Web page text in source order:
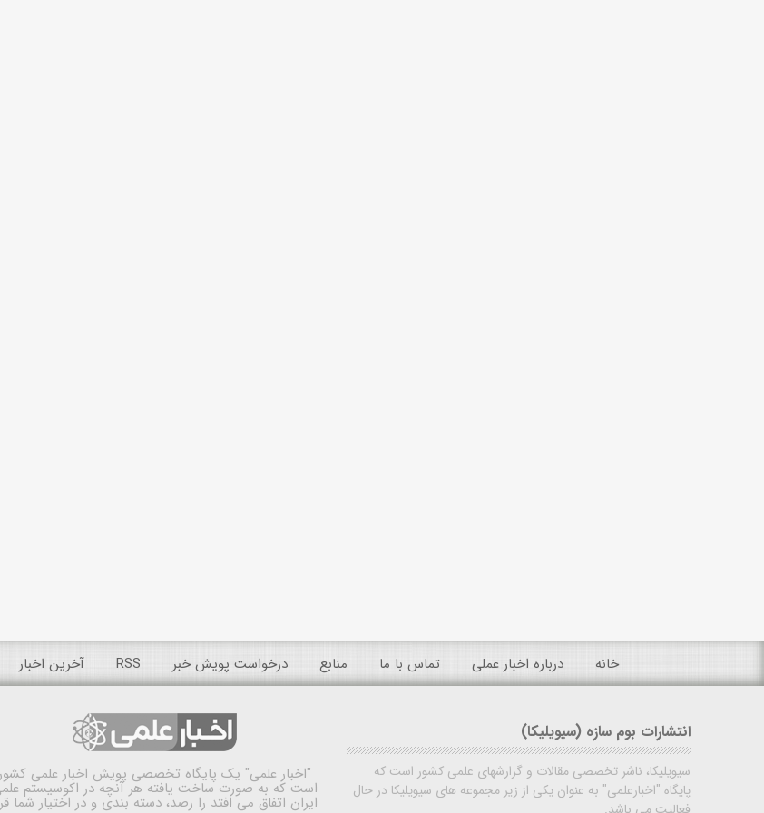
خانه درباره اخبار عملی تماس با ما منابع درخواست پویش خبر RSS آخرین اخبار
انتشارات بوم سازه (سیویلیکا)
سیویلیکا، ناشر تخصصی مقالات و گزارشهای علمی کشور است که
پایگاه "اخبارعلمی" به عنوان یکی از زیر مجموعه های سیویلیکا در حال
"اخبار علمی" یک پایگاه تخصصی پویش اخبار علمی کشور
است که به صورت ساخت یافته هر آنچه در اکوسیستم
ایران اتفاق می افتد را رصد، دسته بندی و در اختیار شما